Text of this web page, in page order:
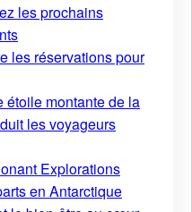
les prochains
les réservations pour
montante de la
les voyageurs
Explorations
en Antarctique